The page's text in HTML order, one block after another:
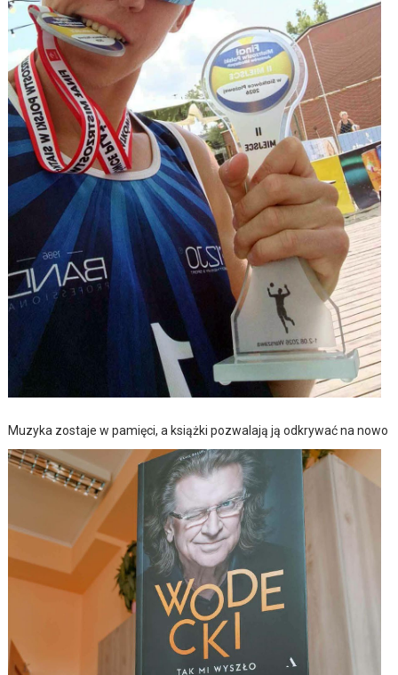
Muzyka zostaje w pamięci, a książki pozwalają ją odkrywać na nowo